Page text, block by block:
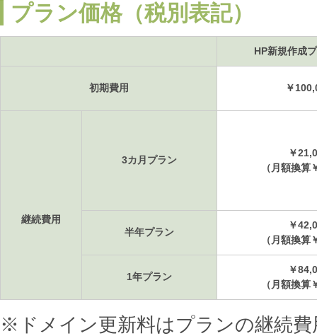
プラン価格（税別表記）
HP新規作成
初期費用 ￥
継続費用
3カ月プラン
￥
（月額換算
半年プラン
￥
（月額換算
1年プラン
￥
（月額換算
※ドメイン更新料はプランの継続